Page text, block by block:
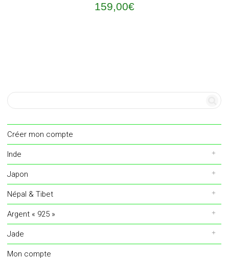
159,00€
Créer mon compte
Inde
Japon
Népal & Tibet
Argent « 925 »
Jade
Mon compte